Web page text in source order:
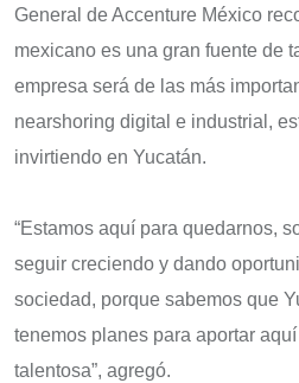
General de Accenture México
mexicano es una gran fuente de
empresa será de las más
nearshoring digital e industrial,
invirtiendo en Yucatán.
“Estamos aquí para quedarnos,
seguir creciendo y dando
sociedad, porque sabemos que
tenemos planes para aportar
talentosa”, agregó.